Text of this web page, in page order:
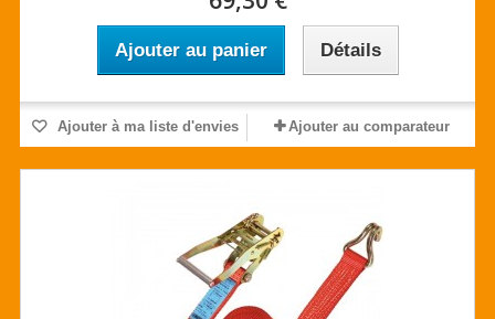
Ajouter au panier Détails
Ajouter à ma liste d'envies Ajouter au comparateur